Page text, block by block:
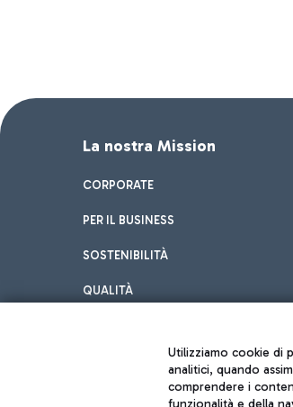
La nostra Mission
CORPORATE
PER IL BUSINESS
SOSTENIBILITÀ
QUALITÀ
Utilizziamo cookie di
analitici, quando
comprendere i
funzionalità e della